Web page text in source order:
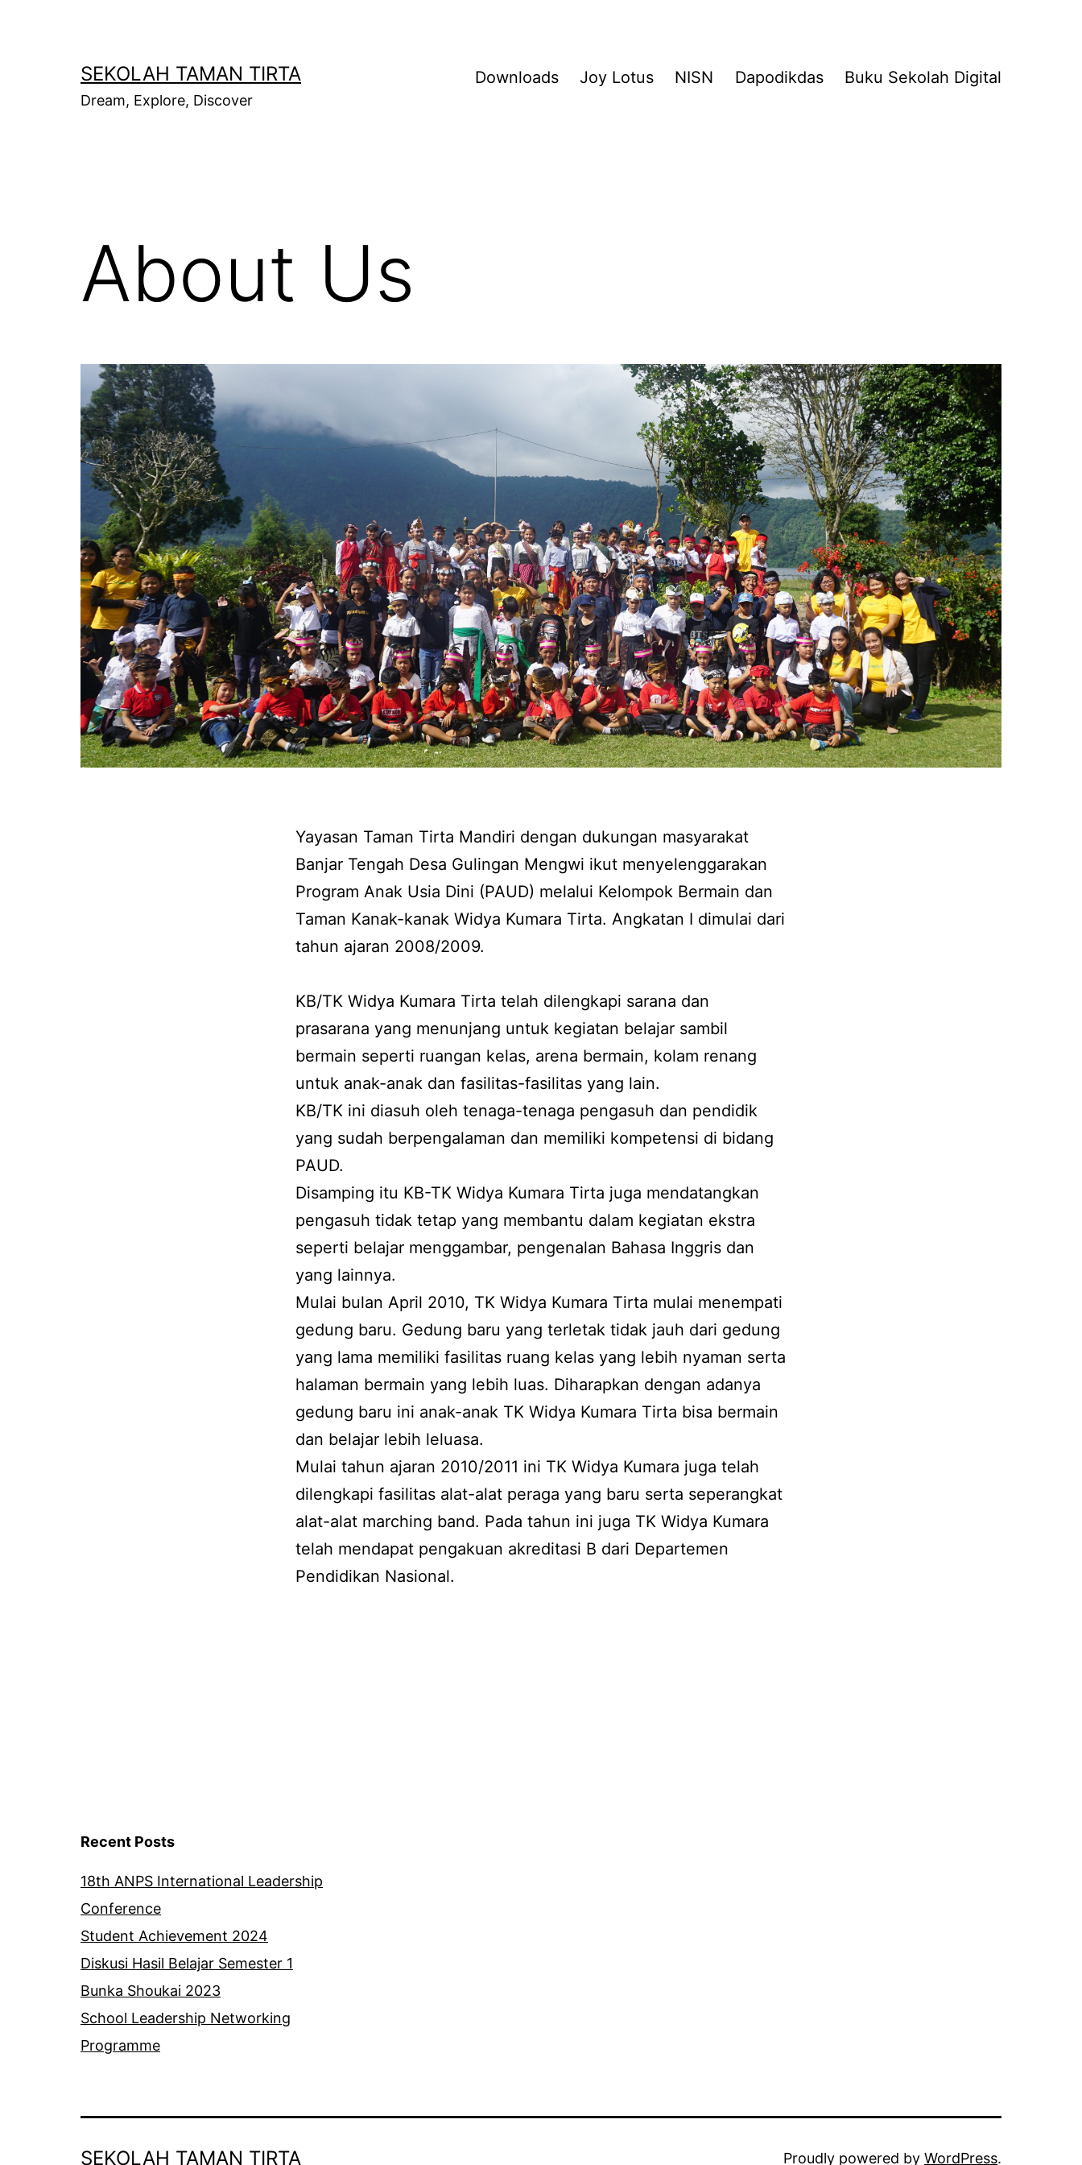
SEKOLAH TAMAN TIRTA
Dream, Explore, Discover
Downloads Joy Lotus NISN Dapodikdas Buku Sekolah Digital
About Us
Yayasan Taman Tirta Mandiri dengan dukungan masyarakat
Banjar Tengah Desa Gulingan Mengwi ikut menyelenggarakan
Program Anak Usia Dini (PAUD) melalui Kelompok Bermain dan
Taman Kanak-kanak Widya Kumara Tirta. Angkatan I dimulai dari
tahun ajaran 2008/2009.
KB/TK Widya Kumara Tirta telah dilengkapi sarana dan
prasarana yang menunjang untuk kegiatan belajar sambil
bermain seperti ruangan kelas, arena bermain, kolam renang
untuk anak-anak dan fasilitas-fasilitas yang lain.
KB/TK ini diasuh oleh tenaga-tenaga pengasuh dan pendidik
yang sudah berpengalaman dan memiliki kompetensi di bidang
PAUD.
Disamping itu KB-TK Widya Kumara Tirta juga mendatangkan
pengasuh tidak tetap yang membantu dalam kegiatan ekstra
seperti belajar menggambar, pengenalan Bahasa Inggris dan
yang lainnya.
Mulai bulan April 2010, TK Widya Kumara Tirta mulai menempati
gedung baru. Gedung baru yang terletak tidak jauh dari gedung
yang lama memiliki fasilitas ruang kelas yang lebih nyaman serta
halaman bermain yang lebih luas. Diharapkan dengan adanya
gedung baru ini anak-anak TK Widya Kumara Tirta bisa bermain
dan belajar lebih leluasa.
Mulai tahun ajaran 2010/2011 ini TK Widya Kumara juga telah
dilengkapi fasilitas alat-alat peraga yang baru serta seperangkat
alat-alat marching band. Pada tahun ini juga TK Widya Kumara
telah mendapat pengakuan akreditasi B dari Departemen
Pendidikan Nasional.
Recent Posts
18th ANPS International Leadership
Conference
Student Achievement 2024
Diskusi Hasil Belajar Semester 1
Bunka Shoukai 2023
School Leadership Networking
Programme
SEKOLAH TAMAN TIRTA Proudly powered by WordPress.